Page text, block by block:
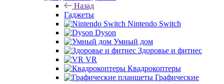
Назад
Гаджеты
Nintendo Switch
Dyson
Умный дом
Здоровье и фитнес
VR
Квадрокоптеры
Графические